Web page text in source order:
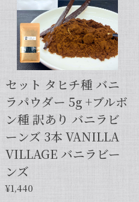
セット タヒチ種 バニ
ラパウダー 5g +ブルボ
ン種 訳あり バニラビ
ーンズ 3本 VANILLA
VILLAGE バニラビー
ンズ
¥1,440